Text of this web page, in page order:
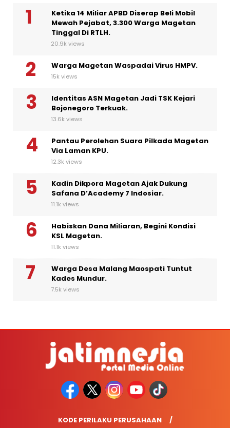
Ketika 14 Miliar APBD Diserap Beli Mobil
Mewah Pejabat, 3.300 Warga Magetan
Tinggal Di RTLH.
20.9k views
Warga Magetan Waspadai Virus HMPV.
15k views
Identitas ASN Magetan Jadi TSK Kejari
Bojonegoro Terkuak.
13.6k views
Pantau Perolehan Suara Pilkada Magetan
Via Laman KPU.
12.3k views
Kadin Dikpora Magetan Ajak Dukung
Safana D’Academy 7 Indosiar.
11.1k views
Habiskan Dana Miliaran, Begini Kondisi
KSL Magetan.
11.1k views
Warga Desa Malang Maospati Tuntut
Kades Mundur.
7.5k views
KODE PERILAKU PERUSAHAAN